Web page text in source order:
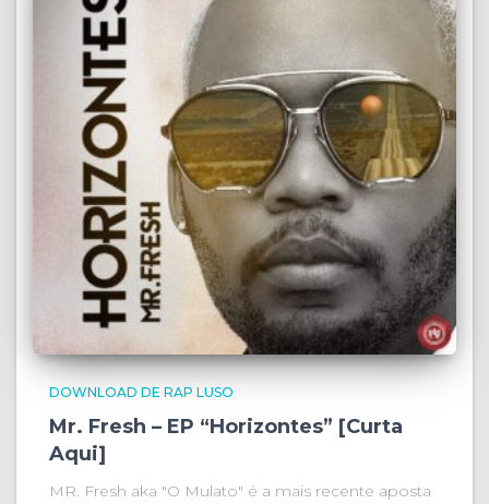
DOWNLOAD DE RAP LUSO
Mr. Fresh – EP “Horizontes” [Curta
Aqui]
MR. Fresh aka "O Mulato" é a mais recente aposta